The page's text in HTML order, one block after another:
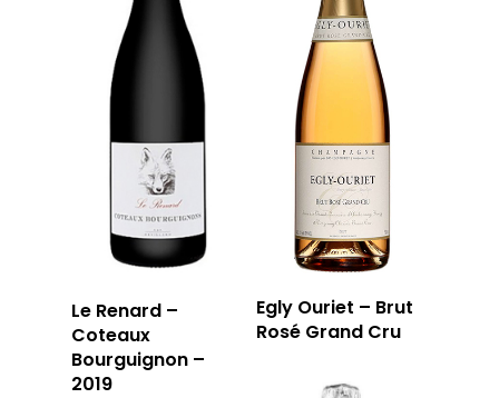
Egly Ouriet – Brut
Rosé Grand Cru
Le Renard –
Coteaux
Bourguignon –
2019